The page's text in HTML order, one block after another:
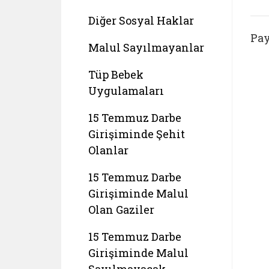
Diğer Sosyal Haklar
Malul Sayılmayanlar
Tüp Bebek
Uygulamaları
15 Temmuz Darbe
Girişiminde Şehit
Olanlar
15 Temmuz Darbe
Girişiminde Malul
Olan Gaziler
15 Temmuz Darbe
Girişiminde Malul